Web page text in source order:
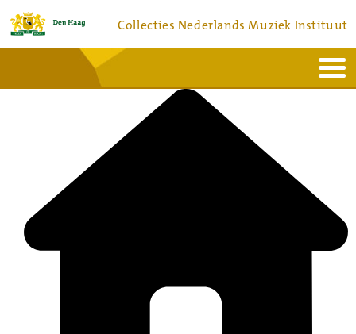
Collecties Nederlands Muziek Instituut
Bronnen en collecties